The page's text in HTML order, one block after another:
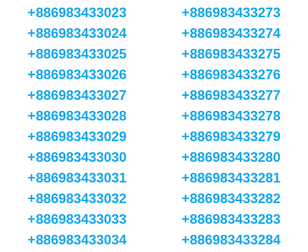
+886983433023
+886983433024
+886983433025
+886983433026
+886983433027
+886983433028
+886983433029
+886983433030
+886983433031
+886983433032
+886983433033
+886983433034
+886983433273
+886983433274
+886983433275
+886983433276
+886983433277
+886983433278
+886983433279
+886983433280
+886983433281
+886983433282
+886983433283
+886983433284